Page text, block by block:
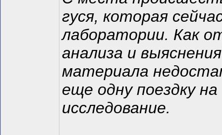
гуся, которая
лаборатории. Как
анализа и
материала
еще одну поездку
исследование.